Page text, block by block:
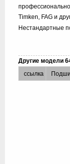
Timken, FAG и
Нестандартные
Другие модели
ссылка